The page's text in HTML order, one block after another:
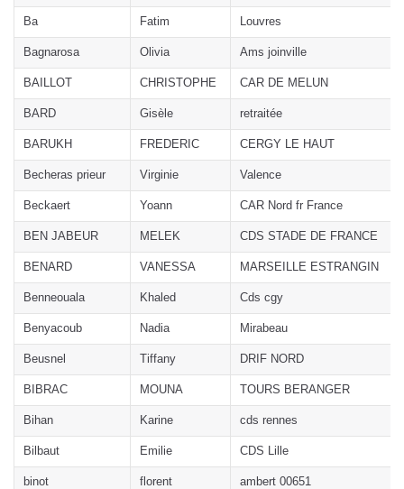
Ba Fatim Louvres
Bagnarosa Olivia Ams joinville
BAILLOT CHRISTOPHE CAR DE MELUN
BARD Gisèle retraitée
BARUKH FREDERIC CERGY LE HAUT
Becheras prieur Virginie Valence
Beckaert Yoann CAR Nord fr France
BEN JABEUR MELEK CDS STADE DE FRANCE
BENARD VANESSA MARSEILLE ESTRANGIN
Benneouala Khaled Cds cgy
Benyacoub Nadia Mirabeau
Beusnel Tiffany DRIF NORD
BIBRAC MOUNA TOURS BERANGER
Bihan Karine cds rennes
Bilbaut Emilie CDS Lille
binot florent ambert 00651